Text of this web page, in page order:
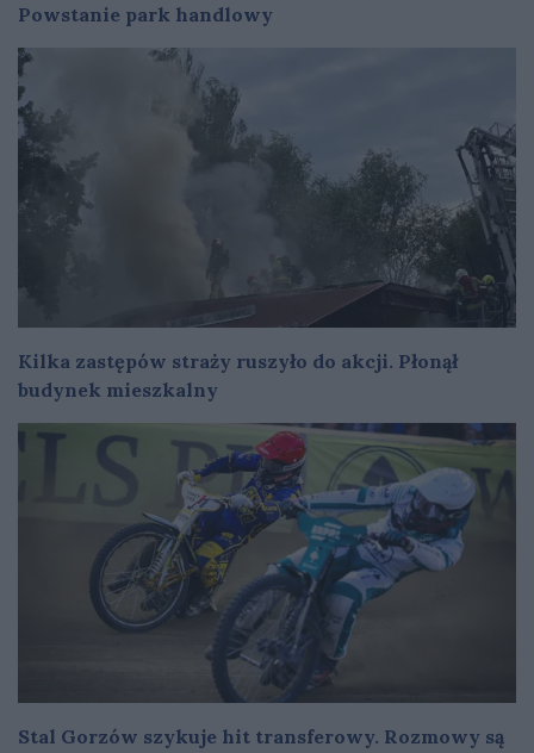
Powstanie park handlowy
Kilka zastępów straży ruszyło do akcji. Płonął
budynek mieszkalny
Stal Gorzów szykuje hit transferowy. Rozmowy są